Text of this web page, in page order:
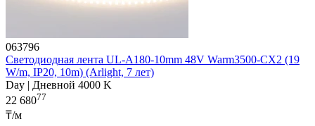
063796
Светодиодная лента UL-A180-10mm 48V Warm3500-CX2 (19
W/m, IP20, 10m) (Arlight, 7 лет)
Day | Дневной 4000 K
22 68077
₸/м